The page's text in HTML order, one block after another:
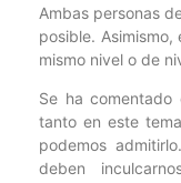
Ambas personas
posible.
mismo nivel o de
Se ha comentado
tanto en este
podemos
deben